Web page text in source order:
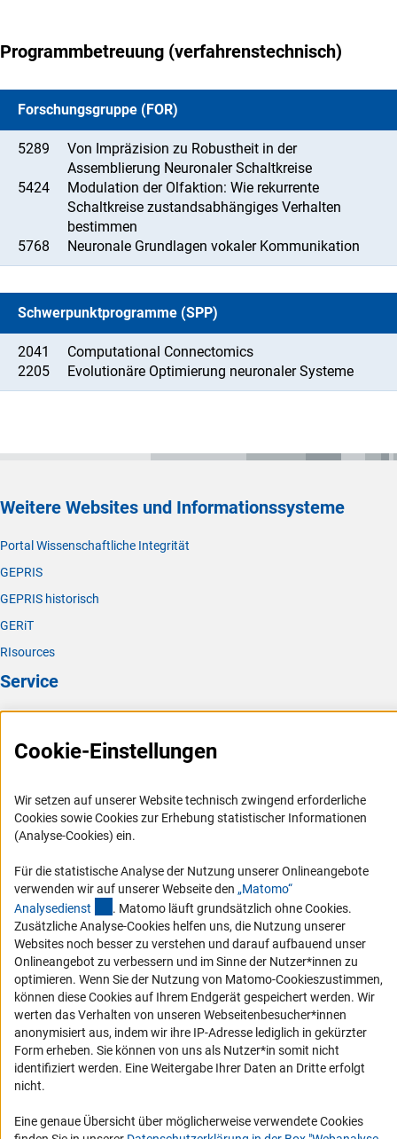
Programmbetreuung (verfahrenstechnisch)
Forschungsgruppe (FOR)
5289
Von Impräzision zu Robustheit in der
Assemblierung Neuronaler Schaltkreise
5424
Modulation der Olfaktion: Wie rekurrente
Schaltkreise zustandsabhängiges Verhalten
bestimmen
5768
Neuronale Grundlagen vokaler Kommunikation
Schwerpunktprogramme (SPP)
2041
Computational Connectomics
2205
Evolutionäre Optimierung neuronaler Systeme
Weitere Websites und Informationssysteme
Portal Wissenschaftliche Integrität
GEPRIS
GEPRIS historisch
GERiT
RIsources
Service
FAQ
Logo und Corporate Design
RSS-Feeds
Vergabeverfahren
Barrierefreiheit
Service und Informationen für Menschen mit Behinderungen
Erklärung zur Barrierefreiheit
Barriere melden
DFG-aktuell
Erhalten Sie Neuigkeiten aus der DFG direkt in Ihr Mailpostfach oder
schauen Sie sich die Ausgaben online an.
Cookie-Einstellungen
Wir setzen auf unserer Website technisch zwingend erforderliche
Cookies sowie Cookies zur Erhebung statistischer Informationen
(Analyse-Cookies) ein.
Für die statistische Analyse der Nutzung unserer Onlineangebote
verwenden wir auf unserer Webseite den „Matomo“
Analysedienst (externer Link)
. Matomo läuft grundsätzlich ohne Cookies.
Zusätzliche Analyse-Cookies helfen uns, die Nutzung unserer
Websites noch besser zu verstehen und darauf aufbauend unser
Onlineangebot zu verbessern und im Sinne der Nutzer*innen zu
optimieren. Wenn Sie der Nutzung von Matomo-Cookieszustimmen,
können diese Cookies auf Ihrem Endgerät gespeichert werden. Wir
werten das Verhalten von unseren Webseitenbesucher*innen
anonymisiert aus, indem wir ihre IP-Adresse lediglich in gekürzter
Form erheben. Sie können von uns als Nutzer*in somit nicht
identifiziert werden. Eine Weitergabe Ihrer Daten an Dritte erfolgt
nicht.
Eine genaue Übersicht über möglicherweise verwendete Cookies